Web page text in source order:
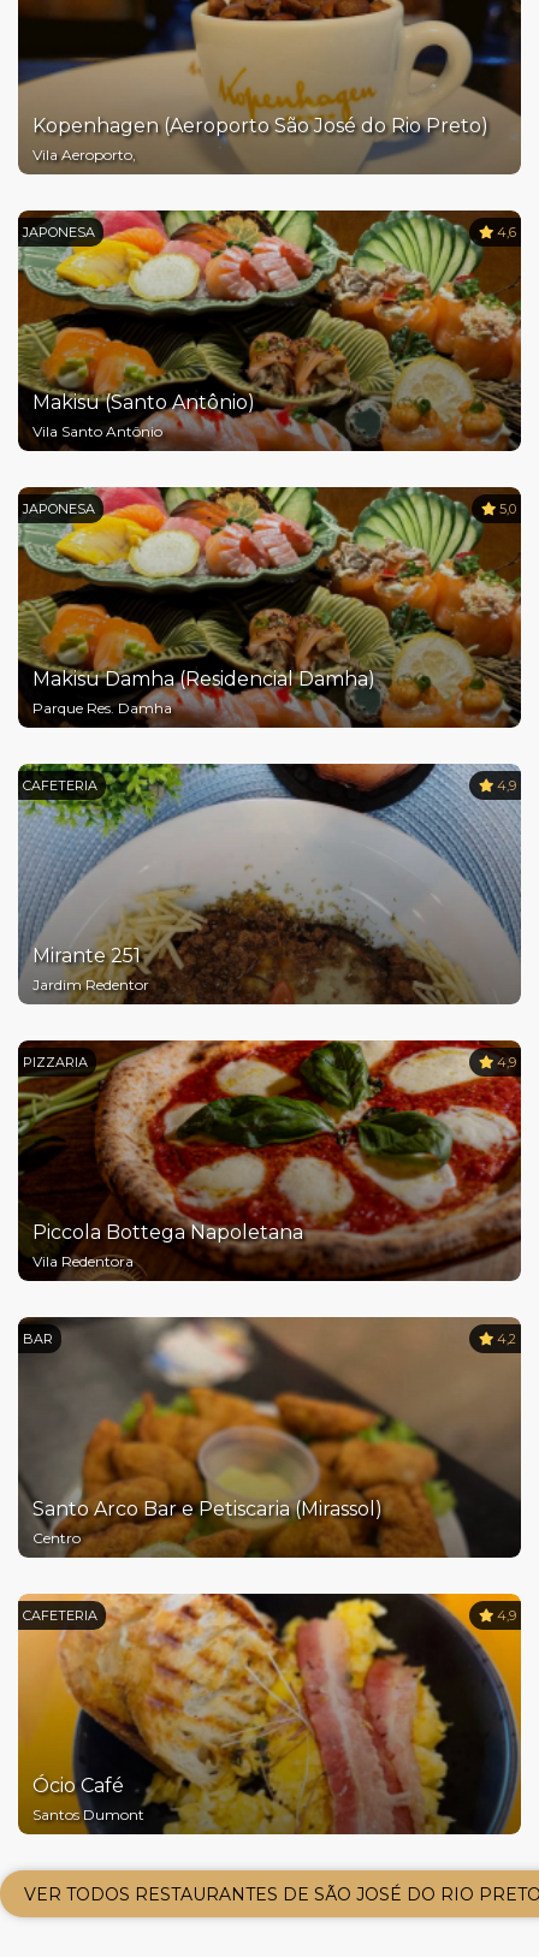
Kopenhagen (Aeroporto São José do Rio Preto)
Vila Aeroporto,
JAPONESA 4,6
Makisu (Santo Antônio)
Vila Santo Antônio
JAPONESA 5,0
Makisu Damha (Residencial Damha)
Parque Res. Damha
CAFETERIA 4,9
Mirante 251
Jardim Redentor
PIZZARIA 4,9
Piccola Bottega Napoletana
Vila Redentora
BAR 4,2
Santo Arco Bar e Petiscaria (Mirassol)
Centro
CAFETERIA 4,9
Ócio Café
Santos Dumont
VER TODOS RESTAURANTES DE SÃO JOSÉ DO RIO